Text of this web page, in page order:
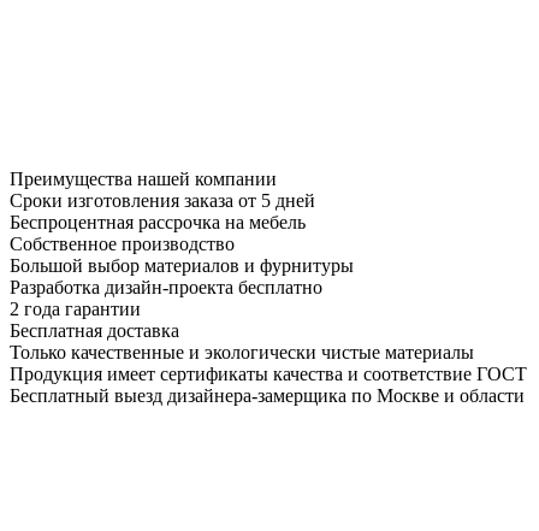
Преимущества нашей компании
Сроки изготовления заказа от 5 дней
Беспроцентная рассрочка на мебель
Собственное производство
Большой выбор материалов и фурнитуры
Разработка дизайн-проекта бесплатно
2 года гарантии
Бесплатная доставка
Только качественные и экологически чистые материалы
Продукция имеет сертификаты качества и соответствие ГОСТ
Бесплатный выезд дизайнера-замерщика по Москве и области